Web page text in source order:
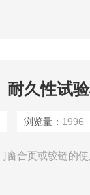
耐久性试
浏览量： 1996
窗合页或铰链的